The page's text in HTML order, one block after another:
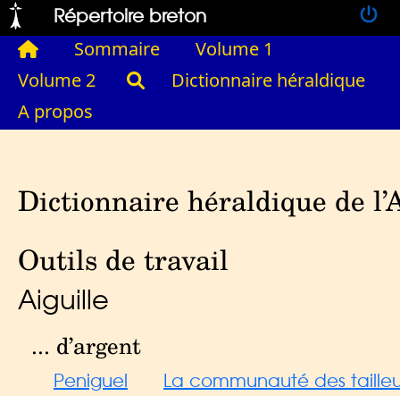
Répertoire breton
Sommaire
Volume 1
Volume 2
Dictionnaire héraldique
A propos
Dictionnaire héraldique de
Outils de travail
Aiguille
... d’argent
Peniguel La communauté des